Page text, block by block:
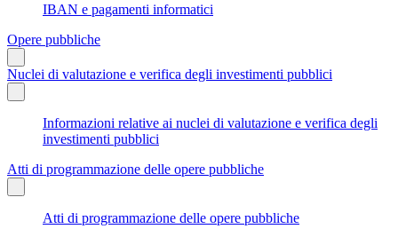
IBAN e pagamenti informatici
Opere pubbliche
Nuclei di valutazione e verifica degli investimenti pubblici
Informazioni relative ai nuclei di valutazione e verifica degli
investimenti pubblici
Atti di programmazione delle opere pubbliche
Atti di programmazione delle opere pubbliche